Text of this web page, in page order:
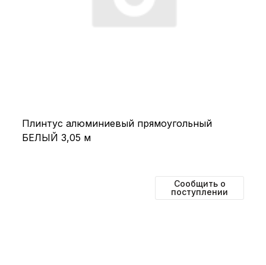
Плинтус алюминиевый прямоугольный
БЕЛЫЙ 3,05 м
Сообщить о
поступлении